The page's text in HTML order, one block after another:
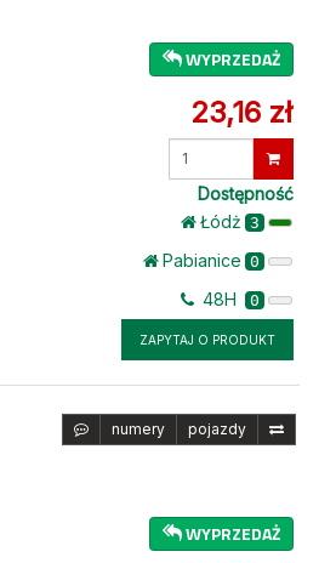
WYPRZEDAŻ
23,16 zł
Wprowadź
Dostępność
Łódż 3
Pabianice 0
48H 0
ZAPYTAJ O PRODUKT
numery pojazdy
WYPRZEDAŻ